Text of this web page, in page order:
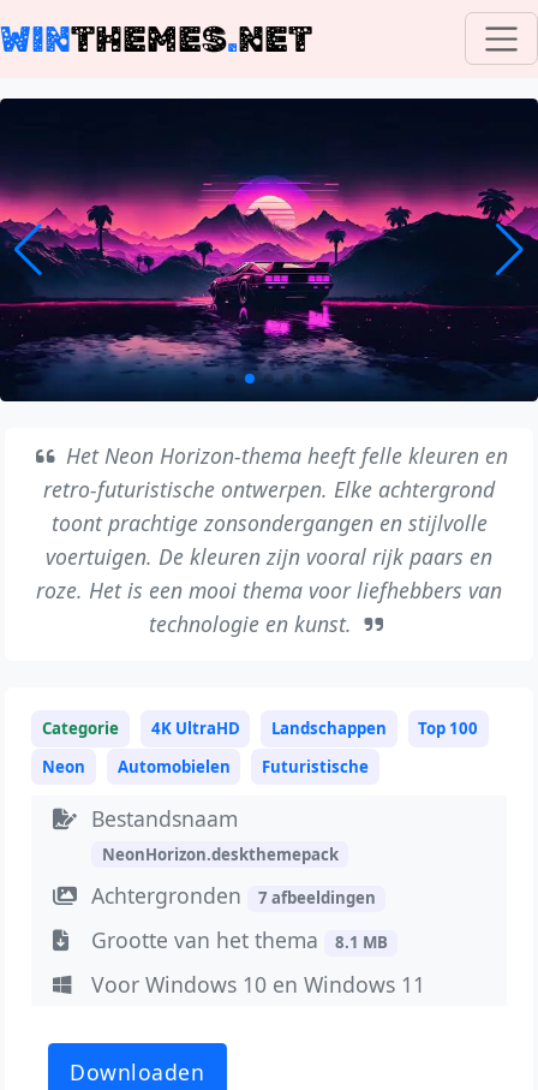
WINTHEMES.NET
Het Neon Horizon-thema heeft felle kleuren en
retro-futuristische ontwerpen. Elke achtergrond
toont prachtige zonsondergangen en stijlvolle
voertuigen. De kleuren zijn vooral rijk paars en
roze. Het is een mooi thema voor liefhebbers van
technologie en kunst.
Categorie 4K UltraHD Landschappen
Top 100
Neon
Automobielen Futuristische
Bestandsnaam
NeonHorizon.deskthemepack
Achtergronden 7 afbeeldingen
Grootte van het thema 8.1 MB
Voor Windows 10 en Windows 11
Downloaden